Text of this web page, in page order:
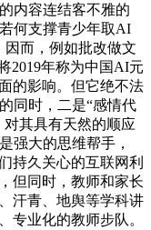
内容连结客不雅的
何支撑青少年取AI
因而，例如批改做文
2019年称为中国AI元
的影响。但它绝不法
同时，二是“感情代
其具有天然的顺应
强大的思维帮手，
持久关心的互联网利
但同时，教师和家长
汗青、地舆等学科讲
专业化的教师步队。